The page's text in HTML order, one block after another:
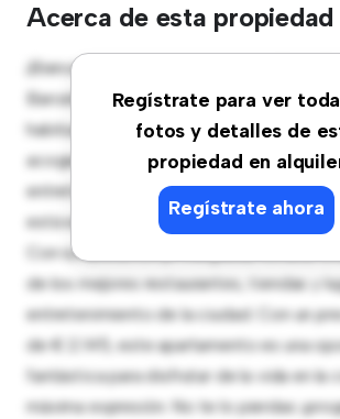
Acerca de esta propiedad
Regístrate para ver
fotos y detalles de
propiedad en
Regístrate ahora
¡Bienvenido a tu nuevo hogar en Casc
Barcelona! Este moderno apartamento
habitaciones ofrece un espacio de vida
acogedor. El diseño diáfano es perfecto
entretenimiento, y la cocina de estilo
está equipada con electrodomésticos
Con su ubicación privilegiada, estarás a
de los mejores restaurantes, tiendas y
entretenimiento de la ciudad. Con un
de € 2.145, este apartamento es una
fantástica para disfrutar de la vida en la
máxima expresión. No te lo pierdas: